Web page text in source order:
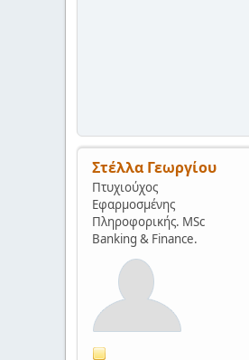
Στέλλα Γεωργίου
Πτυχιούχος
Εφαρμοσμένης
Πληροφορικής. MSc
Banking & Finance.